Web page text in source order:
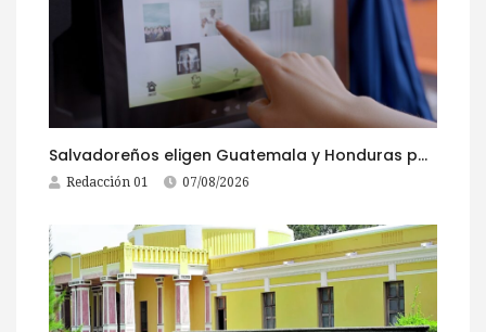
Salvadoreños eligen Guatemala y Honduras para viajar durante las Fiestas Agostinas
Redacción 01 07/08/2026